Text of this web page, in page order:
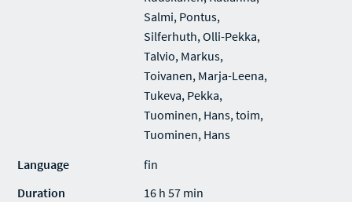
Salmi, Pontus,
Silferhuth, Olli-Pekka,
Talvio, Markus,
Toivanen, Marja-Leena,
Tukeva, Pekka,
Tuominen, Hans, toim,
Tuominen, Hans
Language
fin
Duration
16 h 57 min